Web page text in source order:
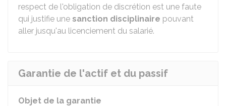
respect de l'obligation de discrétion est une faute
qui justifie une sanction disciplinaire pouvant
aller jusqu'au licenciement du salarié.
Garantie de l'actif et du passif
Objet de la garantie